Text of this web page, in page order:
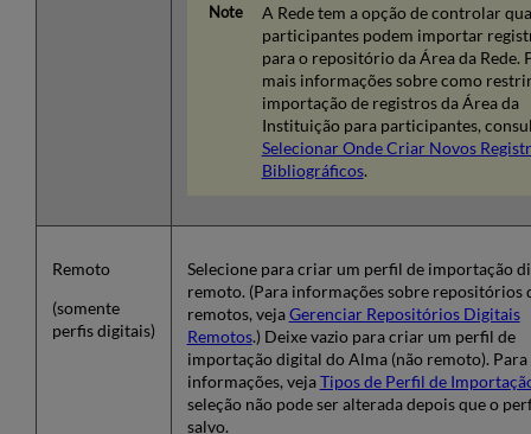
A Rede tem a opção de controlar
participantes podem importar
para o repositório da Área da Rede.
mais informações sobre como
importação de registros da Área da
Instituição para participantes,
Selecionar Onde Criar Novos
Bibliográficos.
Remoto
(somente
perfis digitais)
Selecione para criar um perfil de importação
remoto. (Para informações sobre repositórios
remotos, vejaGerenciar Repositórios Digitais
Remotos.) Deixe vazio para criar um perfil de
importação digital do Alma (não remoto). Para
informações, vejaTipos de Perfil de
seleção não pode ser alterada depois que o
salvo.